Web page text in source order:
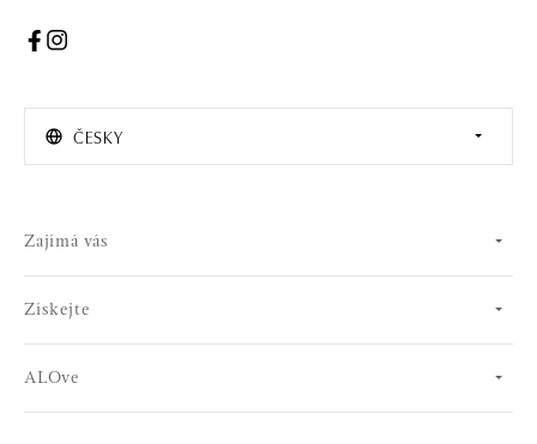
ČESKY
Zajímá vás
Získejte
ALOve